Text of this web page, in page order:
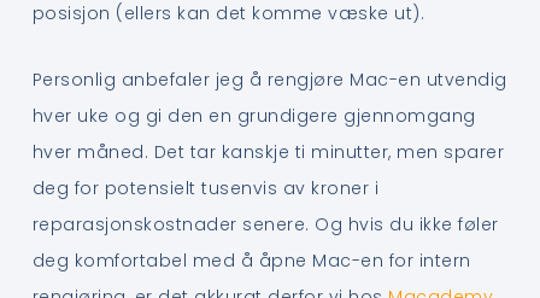
posisjon (ellers kan det komme væske ut).
Personlig anbefaler jeg å rengjøre Mac-en utvendig
hver uke og gi den en grundigere gjennomgang
hver måned. Det tar kanskje ti minutter, men sparer
deg for potensielt tusenvis av kroner i
reparasjonskostnader senere. Og hvis du ikke føler
deg komfortabel med å åpne Mac-en for intern